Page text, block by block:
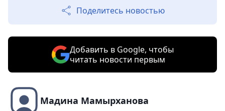
Поделитесь новостью
Добавить в Google, чтобы
читать новости первым
Мадина Мамырханова